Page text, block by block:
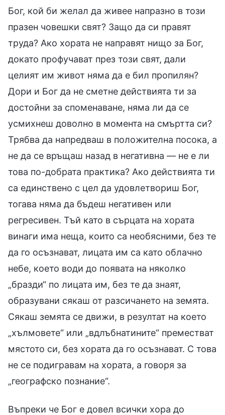
Бог, кой би желал да живее напразно в този
празен човешки свят? Защо да си правят
труда? Ако хората не направят нищо за Бог,
докато профучават през този свят, дали
целият им живот няма да е бил пропилян?
Дори и Бог да не сметне действията ти за
достойни за споменаване, няма ли да се
усмихнеш доволно в момента на смъртта си?
Трябва да напредваш в положителна посока, а
не да се връщаш назад в негативна — не е ли
това по-добрата практика? Ако действията ти
са единствено с цел да удовлетвориш Бог,
тогава няма да бъдеш негативен или
регресивен. Тъй като в сърцата на хората
винаги има неща, които са необясними, без те
да го осъзнават, лицата им са като облачно
небе, което води до появата на няколко
„бразди“ по лицата им, без те да знаят,
образувани сякаш от разсичането на земята.
Сякаш земята се движи, в резултат на което
„хълмовете“ или „вдлъбнатините“ преместват
мястото си, без хората да го осъзнават. С това
не се подигравам на хората, а говоря за
„географско познание“.
Въпреки че Бог е довел всички хора до